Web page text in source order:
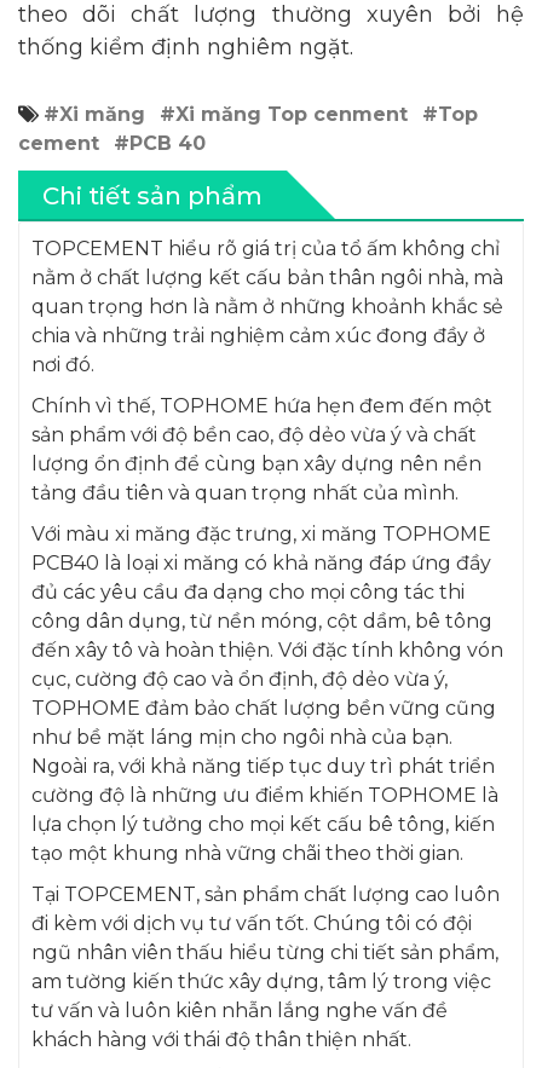
theo dõi chất lượng thường xuyên bởi hệ
thống kiểm định nghiêm ngặt.
#Xi măng #Xi măng Top cenment
#Top
cement
#PCB 40
Chi tiết sản phẩm
TOPCEMENT hiểu rõ giá trị của tổ ấm không chỉ
nằm ở chất lượng kết cấu bản thân ngôi nhà, mà
quan trọng hơn là nằm ở những khoảnh khắc sẻ
chia và những trải nghiệm cảm xúc đong đầy ở
nơi đó.
Chính vì thế, TOPHOME hứa hẹn đem đến một
sản phẩm với độ bền cao, độ dẻo vừa ý và chất
lượng ổn định để cùng bạn xây dựng nên nền
tảng đầu tiên và quan trọng nhất của mình.
Với màu xi măng đặc trưng, xi măng TOPHOME
PCB40 là loại xi măng có khả năng đáp ứng đầy
đủ các yêu cầu đa dạng cho mọi công tác thi
công dân dụng, từ nền móng, cột dầm, bê tông
đến xây tô và hoàn thiện. Với đặc tính không vón
cục, cường độ cao và ổn định, độ dẻo vừa ý,
TOPHOME đảm bảo chất lượng bền vững cũng
như bề mặt láng mịn cho ngôi nhà của bạn.
Ngoài ra, với khả năng tiếp tục duy trì phát triển
cường độ là những ưu điểm khiến TOPHOME là
lựa chọn lý tưởng cho mọi kết cấu bê tông, kiến
tạo một khung nhà vững chãi theo thời gian.
Tại TOPCEMENT, sản phẩm chất lượng cao luôn
đi kèm với dịch vụ tư vấn tốt. Chúng tôi có đội
ngũ nhân viên thấu hiểu từng chi tiết sản phẩm,
am tường kiến thức xây dựng, tâm lý trong việc
tư vấn và luôn kiên nhẫn lắng nghe vấn đề
khách hàng với thái độ thân thiện nhất.